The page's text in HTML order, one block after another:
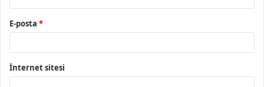
E-posta *
İnternet sitesi